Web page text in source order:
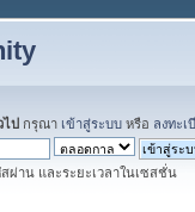
ป กรุณา เข้าสู่ระบบ หรือ ลงทะเ
ผ่าน และระยะเวลาในเซสชั่น